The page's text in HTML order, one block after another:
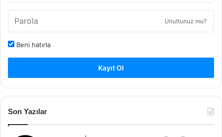
Unuttunuz mu?
Beni hatırla
Kayıt Ol
Son Yazılar